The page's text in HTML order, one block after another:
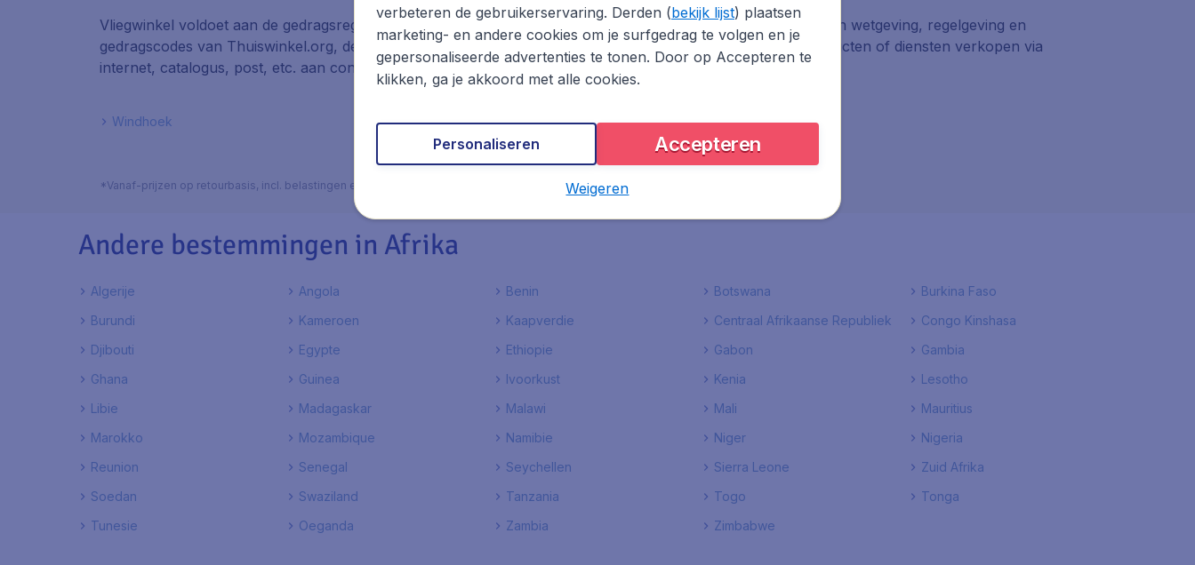
Vliegwinkel voldoet aan de gedragsregels Thuiswinkel Waarborg, wat inhoudt dat Vliegwinkel.nl zich houdt aan wetgeving, regelgeving en
gedragscodes van Thuiswinkel.org, de branchevereniging van nagenoeg alle bedrijven in Nederland die producten of diensten verkopen via
internet, catalogus, post, etc. aan consumenten.
Windhoek
*Vanaf-prijzen op retourbasis, incl. belastingen en toeslagen, excl. € 29,90 boekingskosten.
Andere bestemmingen in Afrika
Algerije Angola Benin Botswana
Burkina Faso
Burundi
Kameroen Kaapverdie Centraal Afrikaanse Republiek
Congo Kinshasa
Djibouti
Egypte Ethiopie Gabon
Gambia
Ghana
Guinea Ivoorkust Kenia
Lesotho
Libie
Madagaskar Malawi Mali
Mauritius
Marokko
Mozambique Namibie Niger
Nigeria
Reunion
Senegal Seychellen Sierra Leone
Zuid Afrika
Soedan
Swaziland Tanzania Togo
Tonga
Tunesie
Oeganda Zambia Zimbabwe
verbeteren de gebruikerservaring. Derden (bekijk lijst) plaatsen
marketing- en andere cookies om je surfgedrag te volgen en je
gepersonaliseerde advertenties te tonen. Door op Accepteren te
klikken, ga je akkoord met alle cookies.
Accepteren
Personaliseren
Weigeren